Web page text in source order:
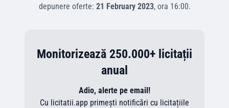
depunere oferte: 21 February 2023, ora 16:00.
Monitorizează 250.000+ licitații
anual
Adio, alerte pe email!
Cu licitatii.app primești notificări cu licitațiile